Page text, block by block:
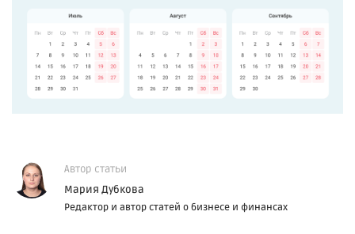
Автор статьи
Мария Дубкова
Редактор и автор статей о бизнесе и финансах